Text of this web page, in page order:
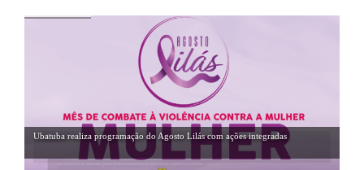
Secretarias se uniram para enfrentamento à violência contra a mulher
Ubatuba realiza programação do Agosto Lilás com ações integradas